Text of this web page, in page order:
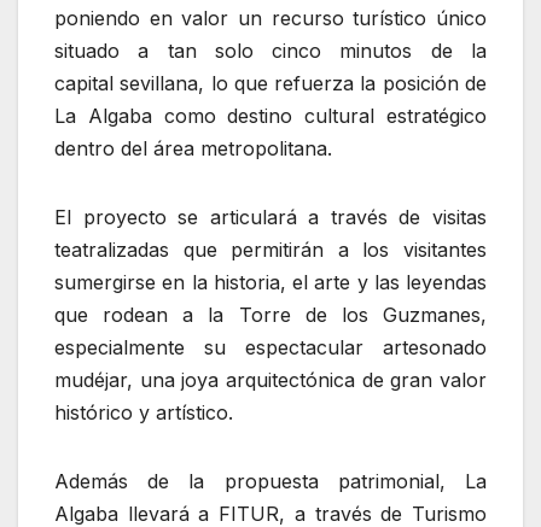
poniendo en valor un recurso turístico único
situado a tan solo cinco minutos de la
capital sevillana, lo que refuerza la posición de
La Algaba como destino cultural estratégico
dentro del área metropolitana.
El proyecto se articulará a través de visitas
teatralizadas que permitirán a los visitantes
sumergirse en la historia, el arte y las leyendas
que rodean a la Torre de los Guzmanes,
especialmente su espectacular artesonado
mudéjar, una joya arquitectónica de gran valor
histórico y artístico.
Además de la propuesta patrimonial, La
Algaba llevará a FITUR, a través de Turismo